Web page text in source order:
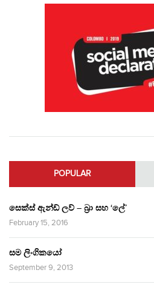
POPULAR
සෙක්ස් ඇන්ඩ් ලව් – බ්‍රා සහ ‘ලේ’
February 15, 2016
සම ලිංගිකයෝ
September 9, 2013